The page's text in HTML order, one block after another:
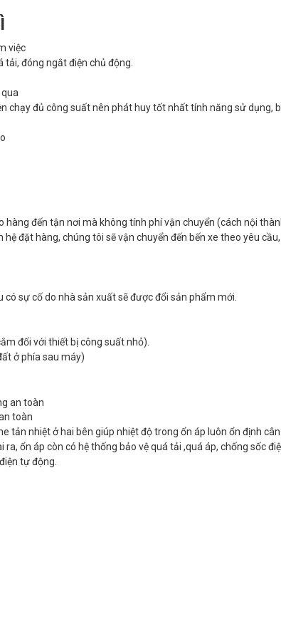
việc
đóng ngắt điện chủ động.
chạy đủ công suất nên phát huy tốt nhất tính năng sử dụng,
hàng đến tận nơi mà không tính phí vận chuyển (cách nội
đặt hàng, chúng tôi sẽ vận chuyển đến bến xe theo yêu cầu,
sự cố do nhà sản xuất sẽ được đổi sản phẩm mới.
đối với thiết bị công suất nhỏ).
ở phía sau máy)
toàn
tản nhiệt ở hai bên giúp nhiệt độ trong ổn áp luôn ổn định cân
ra, ổn áp còn có hệ thống bảo vệ quá tải ,quá áp, chống sốc
tự động.